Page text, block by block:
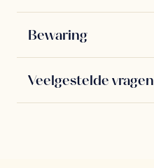
Bewaring
Veelgestelde vragen